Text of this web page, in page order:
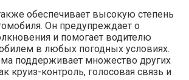
обеспечивает высокую степень
Он предупреждает о
и помогает водителю
в любых погодных условиях.
поддерживает множество других
круиз-контроль, голосовая связь и